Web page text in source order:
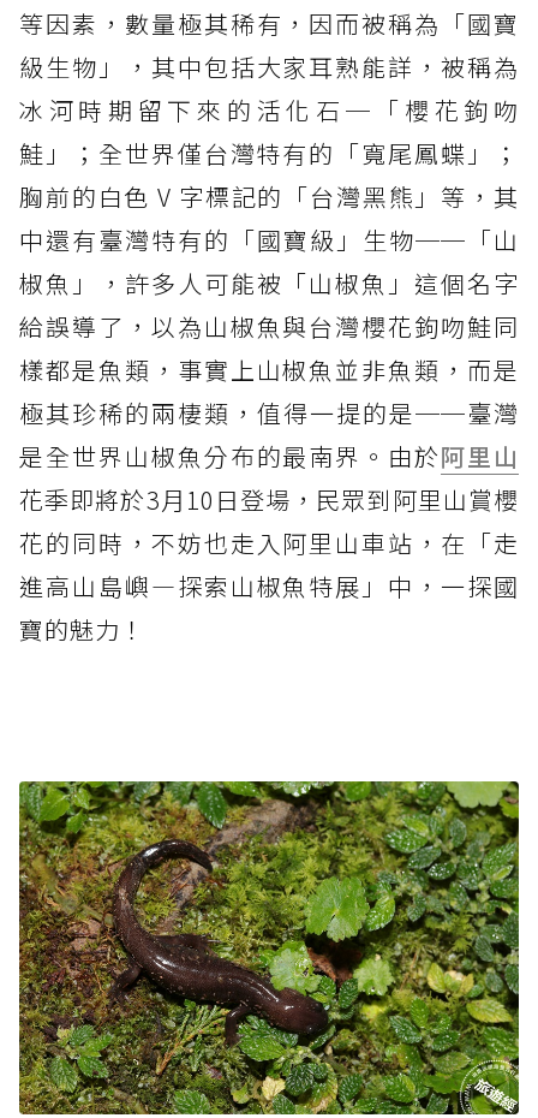
等因素，數量極其稀有，因而被稱為「國寶
級生物」，其中包括大家耳熟能詳，被稱為
冰河時期留下來的活化石─「櫻花鉤吻
鮭」；全世界僅台灣特有的「寬尾鳳蝶」；
胸前的白色 V 字標記的「台灣黑熊」等，其
中還有臺灣特有的「國寶級」生物──「山
椒魚」，許多人可能被「山椒魚」這個名字
給誤導了，以為山椒魚與台灣櫻花鉤吻鮭同
樣都是魚類，事實上山椒魚並非魚類，而是
極其珍稀的兩棲類，值得一提的是──臺灣
是全世界山椒魚分布的最南界。由於阿里山
花季即將於3月10日登場，民眾到阿里山賞櫻
花的同時，不妨也走入阿里山車站，在「走
進高山島嶼—探索山椒魚特展」中，一探國
寶的魅力！